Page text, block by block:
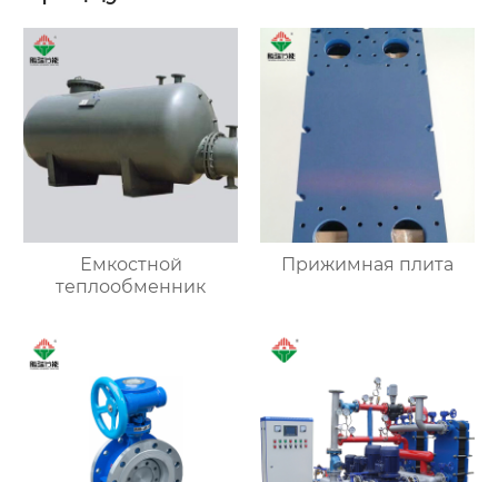
Емкостной
теплообменник
Прижимная плита